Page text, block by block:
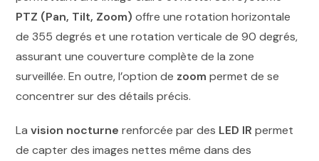
PTZ (Pan, Tilt, Zoom) offre une rotation horizontale
de 355 degrés et une rotation verticale de 90 degrés,
assurant une couverture complète de la zone
surveillée. En outre, l’option de zoom permet de se
concentrer sur des détails précis.
Lavision nocturne renforcée par des LED IR permet
de capter des images nettes même dans des